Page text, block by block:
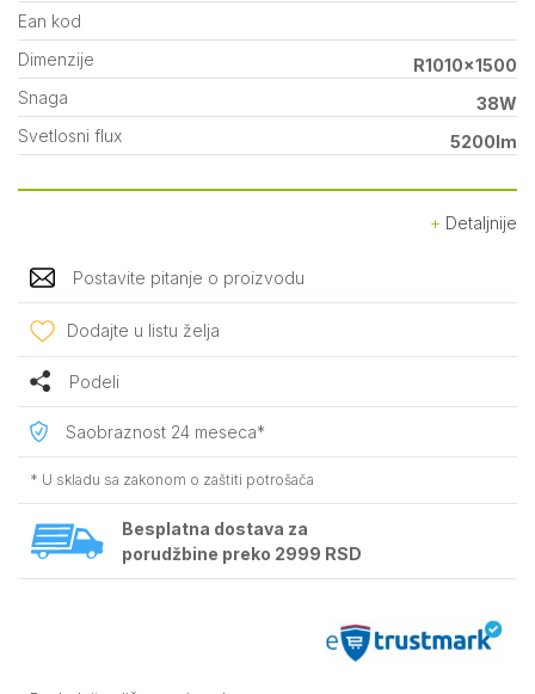
Ean kod
Dimenzije
R1010x1500
Snaga
38W
Svetlosni flux
5200lm
Detaljnije
Postavite pitanje o proizvodu
Dodajte u listu želja
Podeli
Saobraznost 24 meseca*
* U skladu sa zakonom o zaštiti potrošača
Besplatna dostava za
porudžbine preko 2999 RSD